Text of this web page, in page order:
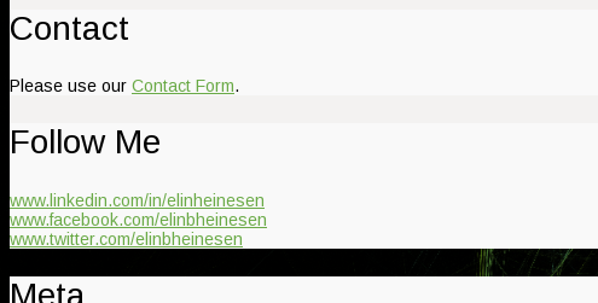
Contact
Please use our Contact Form.
Follow Me
www.linkedin.com/in/elinheinesen
www.facebook.com/elinbheinesen
www.twitter.com/elinbheinesen
Meta